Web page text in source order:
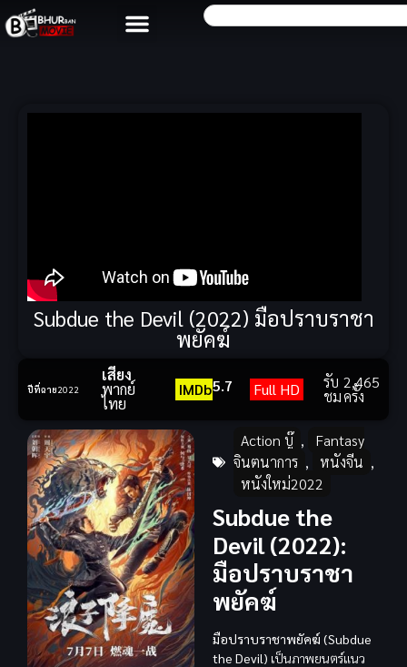
Subdue the Devil (2022) มือปราบราชา
พยัคฆ์
ปีที่ฉาย2022
เสียง
พากย์
ไทย
IMDb5.7 Full HD รับ
ชม
2,465
ครั้ง
Action บู๊ ,
Fantasy
จินตนาการ , หนังจีน ,
หนังใหม่2022
Subdue the
Devil (2022):
มือปราบราชา
พยัคฆ์
มือปราบราชาพยัคฆ์ (Subdue
the Devil) เป็นภาพยนตร์แนว